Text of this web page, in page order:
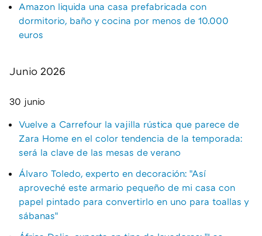
Amazon liquida una casa prefabricada con
dormitorio, baño y cocina por menos de 10.000
euros
Junio 2026
30 junio
Vuelve a Carrefour la vajilla rústica que parece de
Zara Home en el color tendencia de la temporada:
será la clave de las mesas de verano
Álvaro Toledo, experto en decoración: "Así
aproveché este armario pequeño de mi casa con
papel pintado para convertirlo en uno para toallas y
sábanas"